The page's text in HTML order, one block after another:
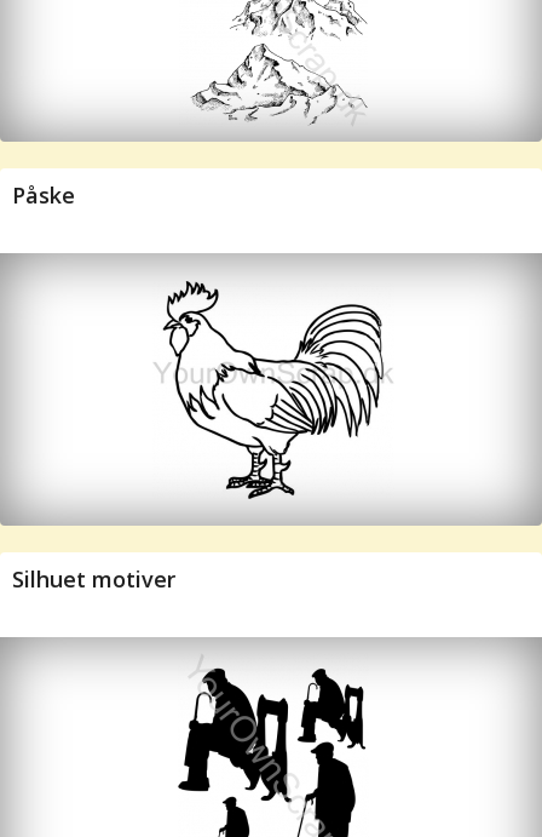
Påske
Silhuet motiver